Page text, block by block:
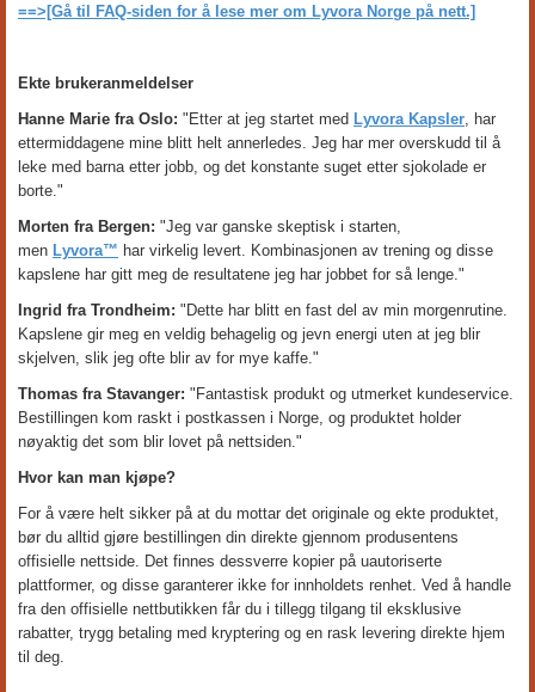
==>[Gå til FAQ-siden for å lese mer om Lyvora Norge på nett.]
Ekte brukeranmeldelser
Hanne Marie fra Oslo: "Etter at jeg startet med Lyvora Kapsler, har
ettermiddagene mine blitt helt annerledes. Jeg har mer overskudd til å
leke med barna etter jobb, og det konstante suget etter sjokolade er
borte."
Morten fra Bergen: "Jeg var ganske skeptisk i starten,
men Lyvora™ har virkelig levert. Kombinasjonen av trening og disse
kapslene har gitt meg de resultatene jeg har jobbet for så lenge."
Ingrid fra Trondheim: "Dette har blitt en fast del av min morgenrutine.
Kapslene gir meg en veldig behagelig og jevn energi uten at jeg blir
skjelven, slik jeg ofte blir av for mye kaffe."
Thomas fra Stavanger: "Fantastisk produkt og utmerket kundeservice.
Bestillingen kom raskt i postkassen i Norge, og produktet holder
nøyaktig det som blir lovet på nettsiden."
Hvor kan man kjøpe?
For å være helt sikker på at du mottar det originale og ekte produktet,
bør du alltid gjøre bestillingen din direkte gjennom produsentens
offisielle nettside. Det finnes dessverre kopier på uautoriserte
plattformer, og disse garanterer ikke for innholdets renhet. Ved å handle
fra den offisielle nettbutikken får du i tillegg tilgang til eksklusive
rabatter, trygg betaling med kryptering og en rask levering direkte hjem
til deg.